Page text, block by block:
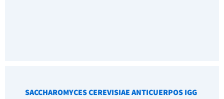
SACCHAROMYCES CEREVISIAE ANTICUERPOS IGG